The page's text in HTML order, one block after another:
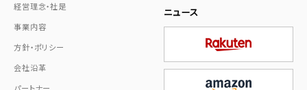
経営理念・社是
事業内容
方針・ポリシー
会社沿革
ニュース